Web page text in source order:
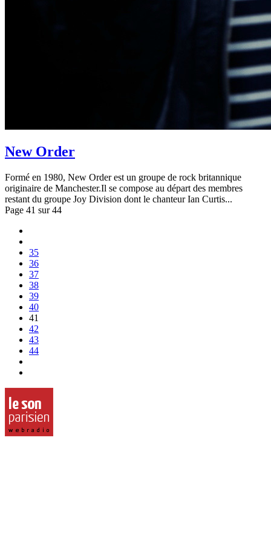
New Order
Formé en 1980, New Order est un groupe de rock britannique
originaire de Manchester.Il se compose au départ des membres
restant du groupe Joy Division dont le chanteur Ian Curtis...
Page 41 sur 44
35
36
37
38
39
40
41
42
43
44